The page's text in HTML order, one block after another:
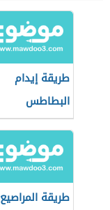
طريقة إيدام
البطاطس
طريقة المراصيع